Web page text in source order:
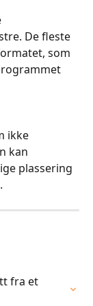
De fleste
som
ikke
kan
plassering
fra et